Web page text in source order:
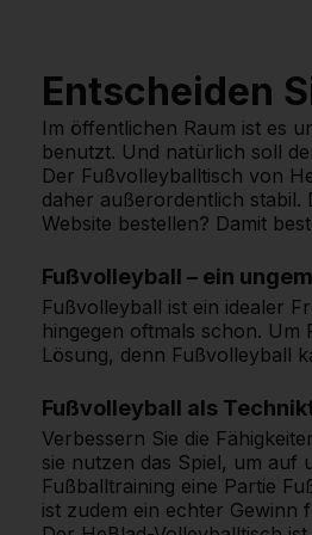
Entscheiden
Im öffentlichen Raum ist es
benutzt. Und natürlich soll
Der Fußvolleyballtisch von
daher außerordentlich
Website bestellen? Damit
Fußvolleyball – ein
Fußvolleyball ist ein idealer
hingegen oftmals schon.
Lösung, denn Fußvolleyball
Fußvolleyball als
Verbessern Sie die
sie nutzen das Spiel, um auf
Fußballtraining eine Partie
ist zudem ein echter